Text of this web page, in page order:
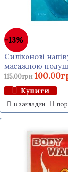
-13%
Силіконові
масажною
115.00грн
Купити
В закладки